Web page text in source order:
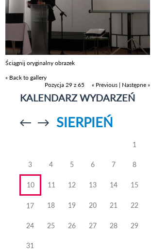
Ściągnij oryginalny obrazek
« Back to gallery
Pozycja 29 z 65
« Previous | Następne »
KALENDARZ WYDARZEŃ
Przejdź doPrzejdź do
SIERPIEŃ
1
3 4 5 6 7 8
10 11 12 13 14 15
17 18 19 20 21 22
24 25 26 27 28 29
31